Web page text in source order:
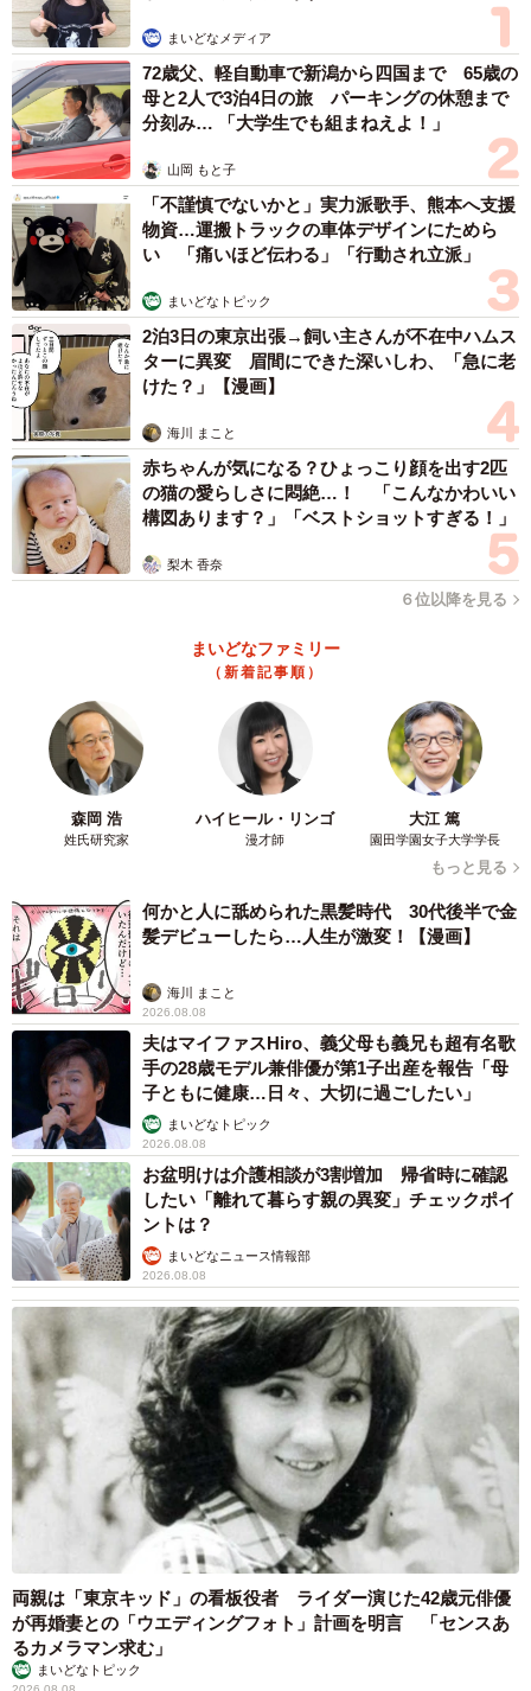
まいどなメディア
72歳父、軽自動車で新潟から四国まで 65歳の
母と2人で3泊4日の旅 パーキングの休憩まで
分刻み… 「大学生でも組まねえよ！」
山岡 もと子
「不謹慎でないかと」実力派歌手、熊本へ支援
物資…運搬トラックの車体デザインにためら
い 「痛いほど伝わる」「行動され立派」
まいどなトピック
2泊3日の東京出張→飼い主さんが不在中ハムス
ターに異変 眉間にできた深いしわ、「急に老
けた？」【漫画】
海川 まこと
赤ちゃんが気になる？ひょっこり顔を出す2匹
の猫の愛らしさに悶絶…！ 「こんなかわいい
構図あります？」「ベストショットすぎる！」
梨木 香奈
６位以降を見る
まいどなファミリー
（新着記事順）
森岡 浩
姓氏研究家
ハイヒール・リンゴ
漫才師
大江 篤
園田学園女子大学学長
もっと見る
何かと人に舐められた黒髪時代 30代後半で金
髪デビューしたら…人生が激変！【漫画】
海川 まこと
2026.08.08
夫はマイファスHiro、義父母も義兄も超有名歌
手の28歳モデル兼俳優が第1子出産を報告「母
子ともに健康…日々、大切に過ごしたい」
まいどなトピック
2026.08.08
お盆明けは介護相談が3割増加 帰省時に確認
したい「離れて暮らす親の異変」チェックポイ
ントは？
まいどなニュース情報部
2026.08.08
両親は「東京キッド」の看板役者 ライダー演じた42歳元俳優
が再婚妻との「ウエディングフォト」計画を明言 「センスあ
るカメラマン求む」
まいどなトピック